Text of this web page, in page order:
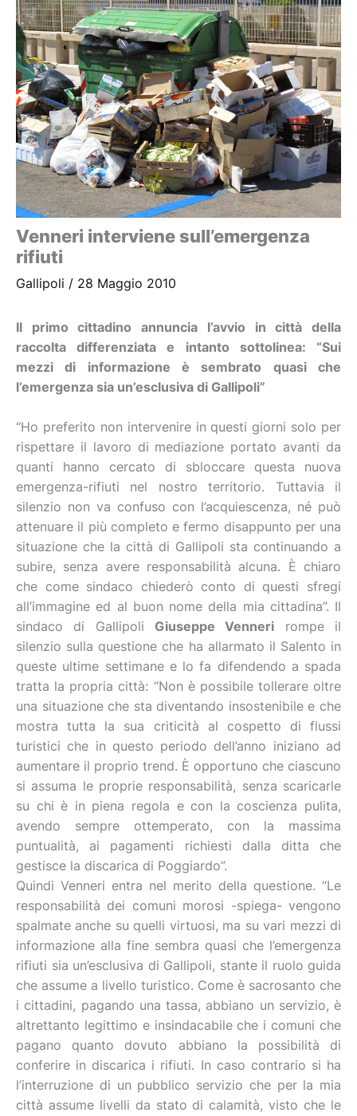
Venneri interviene sull’emergenza
rifiuti
Gallipoli / 28 Maggio 2010
Il primo cittadino annuncia l’avvio in città della
raccolta differenziata e intanto sottolinea: “Sui
mezzi di informazione è sembrato quasi che
l’emergenza sia un’esclusiva di Gallipoli”
“Ho preferito non intervenire in questi giorni solo per
rispettare il lavoro di mediazione portato avanti da
quanti hanno cercato di sbloccare questa nuova
emergenza-rifiuti nel nostro territorio. Tuttavia il
silenzio non va confuso con l’acquiescenza, né può
attenuare il più completo e fermo disappunto per una
situazione che la città di Gallipoli sta continuando a
subire, senza avere responsabilità alcuna. È chiaro
che come sindaco chiederò conto di questi sfregi
all’immagine ed al buon nome della mia cittadina”. Il
sindaco di Gallipoli Giuseppe Venneri rompe il
silenzio sulla questione che ha allarmato il Salento in
queste ultime settimane e lo fa difendendo a spada
tratta la propria città: “Non è possibile tollerare oltre
una situazione che sta diventando insostenibile e che
mostra tutta la sua criticità al cospetto di flussi
turistici che in questo periodo dell’anno iniziano ad
aumentare il proprio trend. È opportuno che ciascuno
si assuma le proprie responsabilità, senza scaricarle
su chi è in piena regola e con la coscienza pulita,
avendo sempre ottemperato, con la massima
puntualità, ai pagamenti richiesti dalla ditta che
gestisce la discarica di Poggiardo”.
Quindi Venneri entra nel merito della questione. “Le
responsabilità dei comuni morosi -spiega- vengono
spalmate anche su quelli virtuosi, ma su vari mezzi di
informazione alla fine sembra quasi che l’emergenza
rifiuti sia un’esclusiva di Gallipoli, stante il ruolo guida
che assume a livello turistico. Come è sacrosanto che
i cittadini, pagando una tassa, abbiano un servizio, è
altrettanto legittimo e insindacabile che i comuni che
pagano quanto dovuto abbiano la possibilità di
conferire in discarica i rifiuti. In caso contrario si ha
l’interruzione di un pubblico servizio che per la mia
città assume livelli da stato di calamità, visto che le